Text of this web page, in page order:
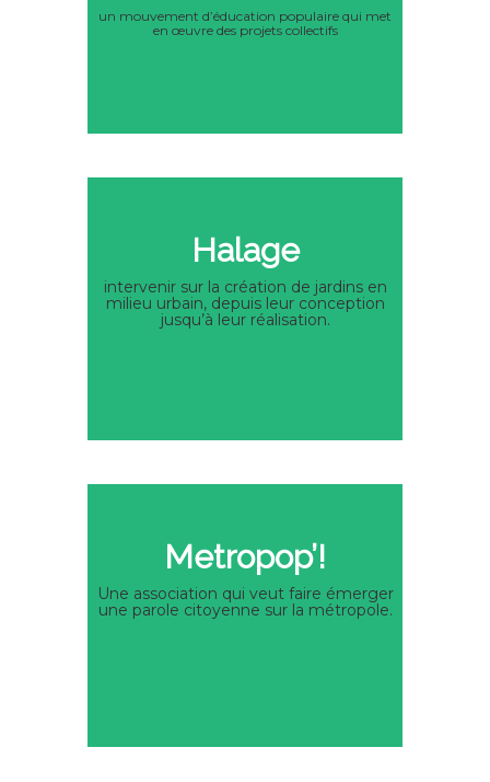
un mouvement d’éducation populaire qui met
en œuvre des projets collectifs
Halage
intervenir sur la création de jardins en
milieu urbain, depuis leur conception
jusqu’à leur réalisation.
Metropop’!
Une association qui veut faire émerger
une parole citoyenne sur la métropole.